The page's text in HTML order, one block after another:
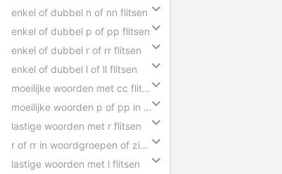
enkel of dubbel n of nn flitsen
enkel of dubbel p of pp flitsen
enkel of dubbel r of rr flitsen
enkel of dubbel l of ll flitsen
moeilijke woorden met cc flitsen
moeilijke woorden p of pp in zinnen
lastige woorden met r flitsen
r of rr in woordgroepen of zinnen
lastige woorden met l flitsen